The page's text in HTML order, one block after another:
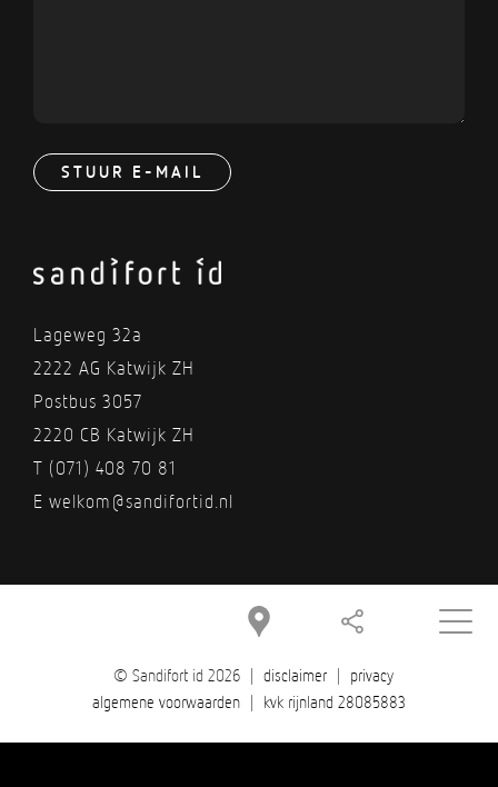
STUUR E-MAIL
Lageweg 32a
2222 AG Katwijk ZH
Postbus 3057
2220 CB Katwijk ZH
T (071) 408 70 81
E welkom@sandifortid.nl
© Sandifort id 2026 | disclaimer
privacy
algemene voorwaarden
kvk rijnland 28085883